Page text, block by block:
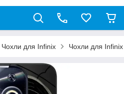
Чохли для Infinix Чохли для